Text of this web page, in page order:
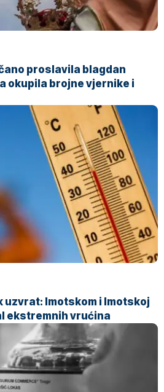
proslavila blagdan
okupila brojne vjernike i
uzvrat: Imotskom i Imotskoj
ekstremnih vrućina